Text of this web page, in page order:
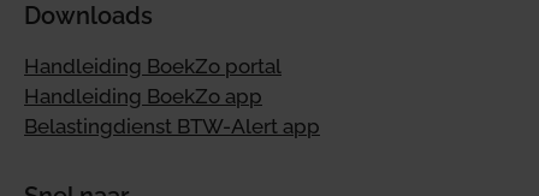
Downloads
Handleiding BoekZo portal
Handleiding BoekZo app
Belastingdienst BTW-Alert app